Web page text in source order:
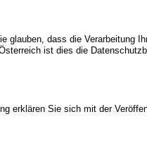
glauben, dass die Verarbeitung
ist dies die
erklären Sie sich mit der